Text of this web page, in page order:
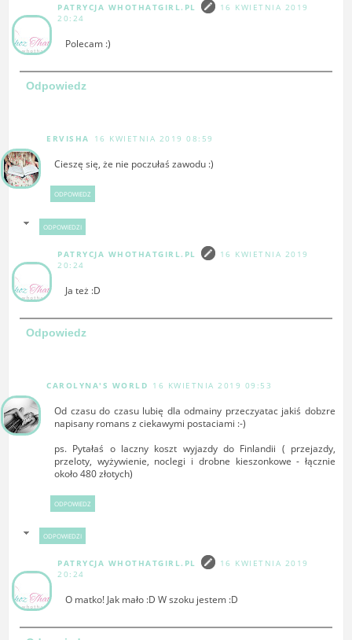
PATRYCJA WHOTHATGIRL.PL
16 KWIETNIA 2019
20:24
Polecam :)
Odpowiedz
ERVISHA 16 KWIETNIA 2019 08:59
Cieszę się, że nie poczułaś zawodu :)
ODPOWIEDZ
ODPOWIEDZI
PATRYCJA WHOTHATGIRL.PL
16 KWIETNIA 2019
20:24
Ja też :D
Odpowiedz
CAROLYNA'S WORLD 16 KWIETNIA 2019 09:53
Od czasu do czasu lubię dla odmainy przeczyatac jakiś dobzre
napisany romans z ciekawymi postaciami :-)
ps. Pytałaś o laczny koszt wyjazdy do Finlandii ( przejazdy,
przeloty, wyżywienie, noclegi i drobne kieszonkowe - łącznie
około 480 złotych)
ODPOWIEDZ
ODPOWIEDZI
PATRYCJA WHOTHATGIRL.PL
16 KWIETNIA 2019
20:24
O matko! Jak mało :D W szoku jestem :D